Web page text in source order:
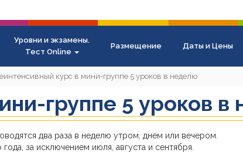
Уровни и экзамены.
Тест Online
Размещение Даты и Цены
курс в мини-группе 5 уроков в неделю
группе 5 уроков в
два раза в неделю утром, днем или вечером.
за исключением июля, августа и сентября.